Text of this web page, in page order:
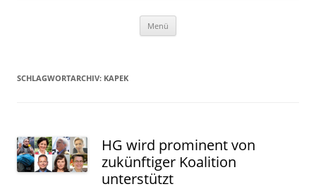
Menü
SCHLAGWORTARCHIV: KAPEK
HG wird prominent von
zukünftiger Koalition
unterstützt